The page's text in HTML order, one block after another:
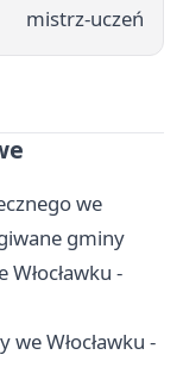
mistrz-uczeń
we
gminy
-
Włocławku -